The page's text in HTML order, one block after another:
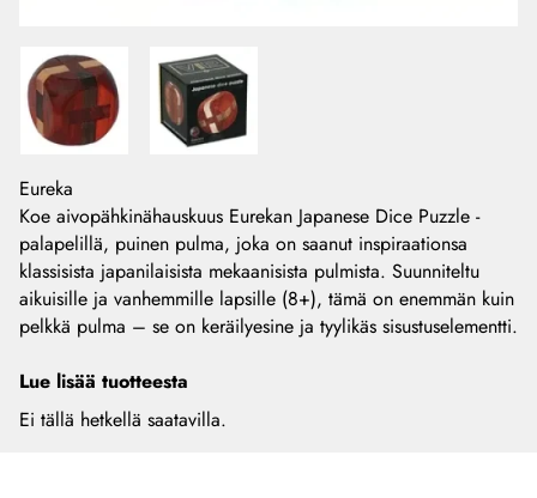
Eureka
Koe aivopähkinähauskuus Eurekan Japanese Dice Puzzle -
palapelillä, puinen pulma, joka on saanut inspiraationsa
klassisista japanilaisista mekaanisista pulmista. Suunniteltu
aikuisille ja vanhemmille lapsille (8+), tämä on enemmän kuin
pelkkä pulma – se on keräilyesine ja tyylikäs sisustuselementti.
Lue lisää tuotteesta
Ei tällä hetkellä saatavilla.